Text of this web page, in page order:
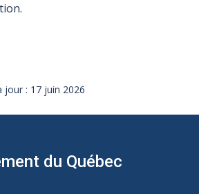
jour : 17 juin 2026
du Québec